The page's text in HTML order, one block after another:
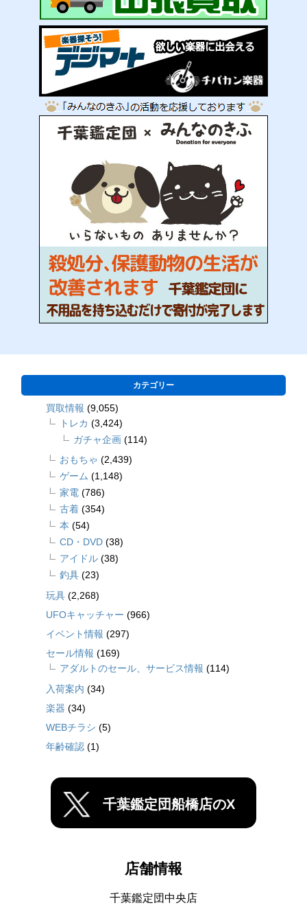
カテゴリー
買取情報 (9,055)
トレカ (3,424)
ガチャ企画 (114)
おもちゃ (2,439)
ゲーム (1,148)
家電 (786)
古着 (354)
本 (54)
CD・DVD (38)
アイドル (38)
釣具 (23)
玩具 (2,268)
UFOキャッチャー (966)
イベント情報 (297)
セール情報 (169)
アダルトのセール、サービス情報 (114)
入荷案内 (34)
楽器 (34)
WEBチラシ (5)
年齢確認 (1)
千葉鑑定団船橋店のX
店舗情報
千葉鑑定団中央店